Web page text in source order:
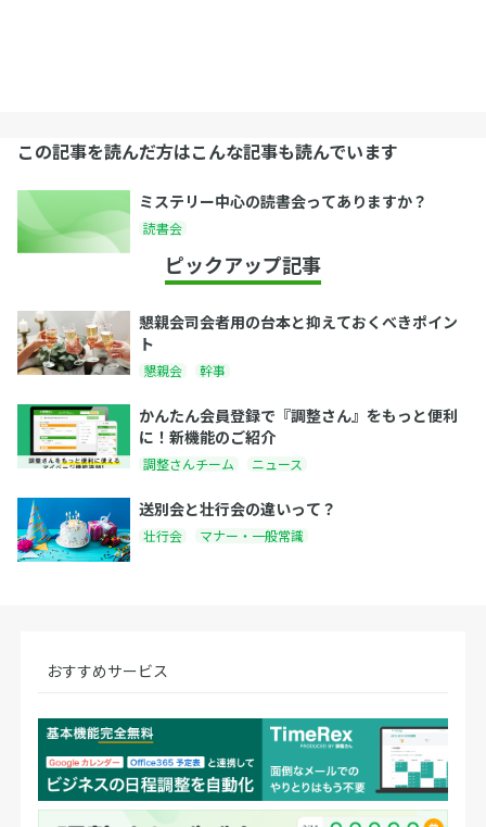
この記事を読んだ方はこんな記事も読んでいます
ミステリー中心の読書会ってありますか？
読書会
ピックアップ記事
懇親会司会者用の台本と抑えておくべきポイン
ト
懇親会 幹事
かんたん会員登録で『調整さん』をもっと便利
に！新機能のご紹介
調整さんチーム ニュース
送別会と壮行会の違いって？
壮行会 マナー・一般常識
おすすめサービス